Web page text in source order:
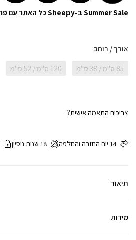
Summer Sale ב-Sheepy כל האתר עם פריט שני ב-40% הנחה
אורך / רוחב
85 ס"מ / 38 ס"מ 120 ס"מ / 52 ס"מ
צריכים התאמה אישית?
14 יום החזרה והחלפה 18 שנות ניסיון
תיאור
מידות